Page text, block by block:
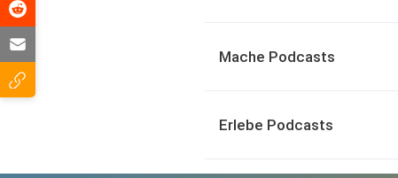
Mache Podcasts
Erlebe Podcasts